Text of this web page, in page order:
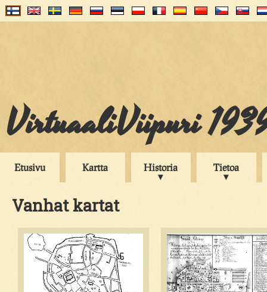
VirtuaaliViipuri
Etusivu Kartta Historia Tietoa
Vanhat kartat